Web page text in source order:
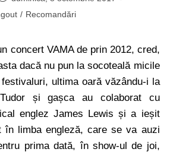
/ Recomandări
concert VAMA de prin 2012, cred,
dacă nu pun la socoteală micile
ultima oară văzându-i la
și gașca au colaborat cu
englez James Lewis și a ieșit
în limba engleză, care se va auzi
prima dată, în show-ul de joi,